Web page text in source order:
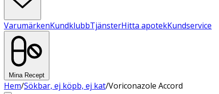
VarumärkenKundklubbTjänsterHitta apotekKundservice
Mina Recept
Hem/Sökbar, ej köpb, ej kat/Voriconazole Accord